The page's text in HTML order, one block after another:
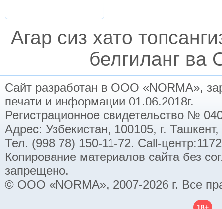
Агар сиз хато
белгиланг ва
Сайт разработан в ООО «NORMA»,
печати и информации 01.06.2018г.
Регистрационное свидетельство №
Адрес: Узбекистан, 100105, г.
Тел. (998 78) 150-11-72. Call-
Копирование материалов сайта без
запрещено.
© ООО «NORMA», 2007-2026 г. Все
18+